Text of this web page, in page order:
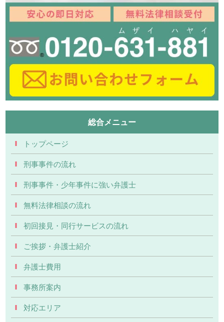
総合メニュー
トップページ
刑事事件の流れ
刑事事件・少年事件に強い弁護士
無料法律相談の流れ
初回接見・同行サービスの流れ
ご挨拶・弁護士紹介
弁護士費用
事務所案内
対応エリア